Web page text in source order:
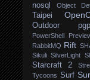
nosql
Object
Taipei
Outdoor
PowerShell
RabbitMQ Rift
Sikuli SilverLight
Starcraft 2
Tycoons Surf